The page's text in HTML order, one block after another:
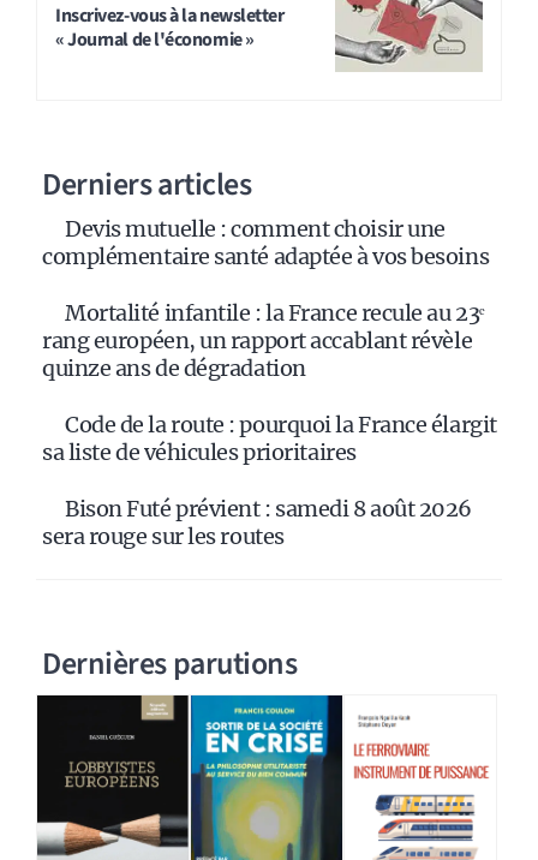
Inscrivez-vous à la newsletter
« Journal de l'économie »
Derniers articles
Devis mutuelle : comment choisir une
complémentaire santé adaptée à vos besoins
Mortalité infantile : la France recule au 23ᵉ
rang européen, un rapport accablant révèle
quinze ans de dégradation
Code de la route : pourquoi la France élargit
sa liste de véhicules prioritaires
Bison Futé prévient : samedi 8 août 2026
sera rouge sur les routes
Dernières parutions